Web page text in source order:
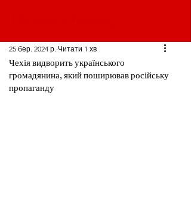
Чехія видворить українського
громадянина, який поширював російську
пропаганду
25 бер. 2024 р. Читати 1 хв